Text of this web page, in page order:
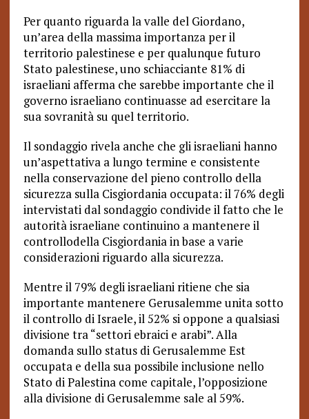
Per quanto riguarda la valle del Giordano,
un’area della massima importanza per il
territorio palestinese e per qualunque futuro
Stato palestinese, uno schiacciante 81% di
israeliani afferma che sarebbe importante che il
governo israeliano continuasse ad esercitare la
sua sovranità su quel territorio.
Il sondaggio rivela anche che gli israeliani hanno
un’aspettativa a lungo termine e consistente
nella conservazione del pieno controllo della
sicurezza sulla Cisgiordania occupata: il 76% degli
intervistati dal sondaggio condivide il fatto che le
autorità israeliane continuino a mantenere il
controllodella Cisgiordaniain base avarie
considerazioni riguardo alla sicurezza.
Mentre il 79% degli israeliani ritiene che sia
importante mantenere Gerusalemme unita sotto
il controllo di Israele, il 52% si oppone a qualsiasi
divisione tra “settori ebraici e arabi”. Alla
domanda sullo status di Gerusalemme Est
occupata e della sua possibile inclusione nello
Stato di Palestina come capitale, l’opposizione
alla divisione di Gerusalemme sale al 59%.